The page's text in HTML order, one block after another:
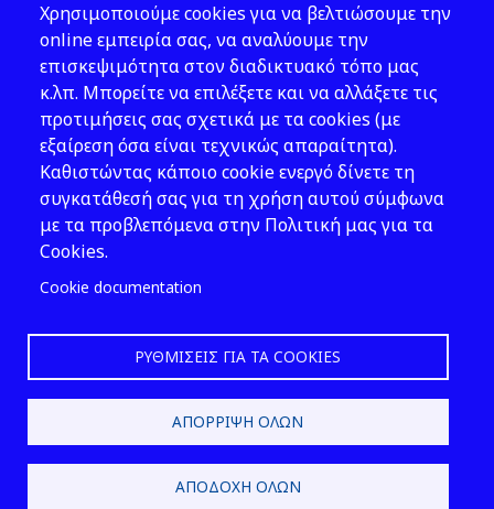
Νομοθεσία
Εκδόσεις
Νέα - Εκδηλώσεις
Ακολουθήστε μας
Χρησιμοποιούμε cookies για να βελτιώσουμε την
online εμπειρία σας, να αναλύουμε την
επισκεψιμότητα στον διαδικτυακό τόπο μας
κ.λπ. Μπορείτε να επιλέξετε και να αλλάξετε τις
προτιμήσεις σας σχετικά με τα cookies (με
εξαίρεση όσα είναι τεχνικώς απαραίτητα).
Καθιστώντας κάποιο cookie ενεργό δίνετε τη
συγκατάθεσή σας για τη χρήση αυτού σύμφωνα
με τα προβλεπόμενα στην Πολιτική μας για τα
Cookies.
Cookie documentation
ΡΥΘΜΊΣΕΙΣ ΓΙΑ ΤΑ COOKIES
ΑΠΌΡΡΙΨΗ ΌΛΩΝ
ΑΠΟΔΟΧΉ ΌΛΩΝ
2026 © ΕΛ.ΙΝ.Υ.Α.Ε.
Design & Development by